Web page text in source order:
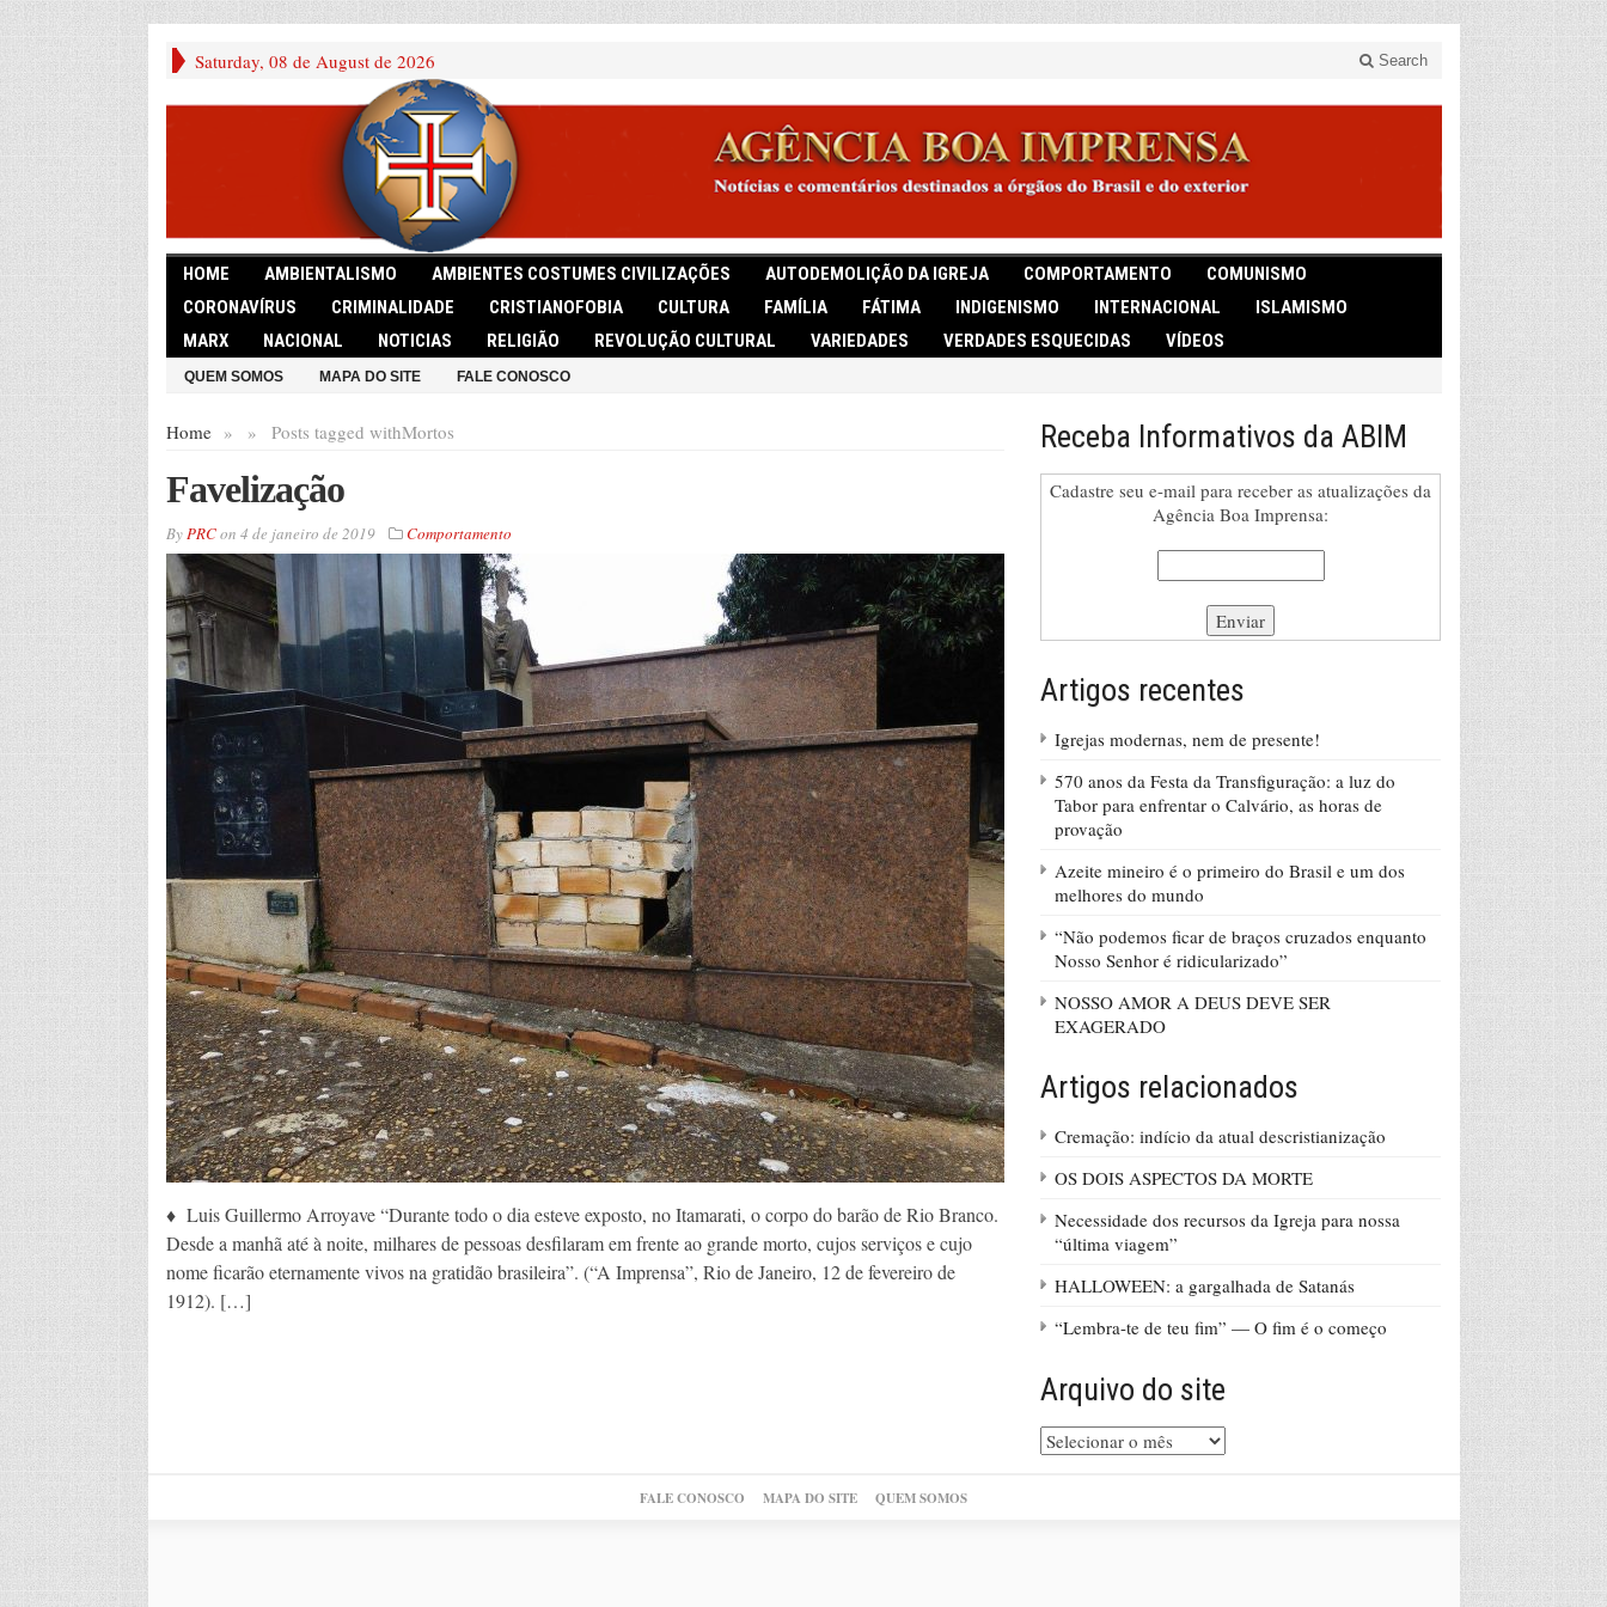
Saturday, 08 de August de 2026 Search
HOME AMBIENTALISMO AMBIENTES COSTUMES CIVILIZAÇÕES AUTODEMOLIÇÃO DA IGREJA COMPORTAMENTO
COMUNISMO
CORONAVÍRUS
CRIMINALIDADE CRISTIANOFOBIA CULTURA FAMÍLIA FÁTIMA INDIGENISMO INTERNACIONAL
ISLAMISMO
MARX
NACIONAL NOTICIAS RELIGIÃO REVOLUÇÃO CULTURAL VARIEDADES VERDADES ESQUECIDAS VÍDEOS
QUEM SOMOS MAPA DO SITE FALE CONOSCO
Home » Posts tagged with
» Mortos
Favelização
ByPRCon 4 de janeiro de 2019 Comportamento
♦ Luis Guillermo Arroyave “Durante todo o dia esteve exposto, no Itamarati, o corpo do barão de Rio Branco.
Desde a manhã até à noite, milhares de pessoas desfilaram em frente ao grande morto, cujos serviços e cujo
nome ficarão eternamente vivos na gratidão brasileira”. (“A Imprensa”, Rio de Janeiro, 12 de fevereiro de
1912). […]
Receba Informativos da ABIM
Cadastre seu e-mail para receber as atualizações da
Agência Boa Imprensa:
Artigos recentes
Igrejas modernas, nem de presente!
570 anos da Festa da Transfiguração: a luz do
Tabor para enfrentar o Calvário, as horas de
provação
Azeite mineiro é o primeiro do Brasil e um dos
melhores do mundo
“Não podemos ficar de braços cruzados enquanto
Nosso Senhor é ridicularizado”
NOSSO AMOR A DEUS DEVE SER
EXAGERADO
Artigos relacionados
Cremação: indício da atual descristianização
OS DOIS ASPECTOS DA MORTE
Necessidade dos recursos da Igreja para nossa
“última viagem”
HALLOWEEN: a gargalhada de Satanás
“Lembra-te de teu fim” — O fim é o começo
Arquivo do site
Arquivo
do
FALE CONOSCO MAPA DO SITE QUEM SOMOS